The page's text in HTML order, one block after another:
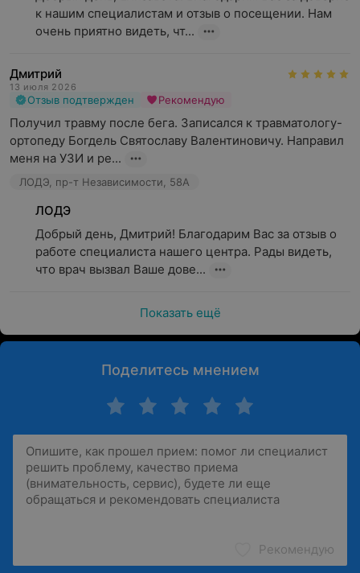
к нашим специалистам и отзыв о посещении. Нам
очень приятно видеть, чт...
Дмитрий
13 июля 2026
Отзыв подтвержден Рекомендую
Получил травму после бега. Записался к травматологу-
ортопеду Богдель Святославу Валентиновичу. Направил
меня на УЗИ и ре...
ЛОДЭ, пр-т Независимости, 58А
ЛОДЭ
Добрый день, Дмитрий! Благодарим Вас за отзыв о
работе специалиста нашего центра. Рады видеть,
что врач вызвал Ваше дове...
Показать ещё
Поделитесь мнением
Рекомендую